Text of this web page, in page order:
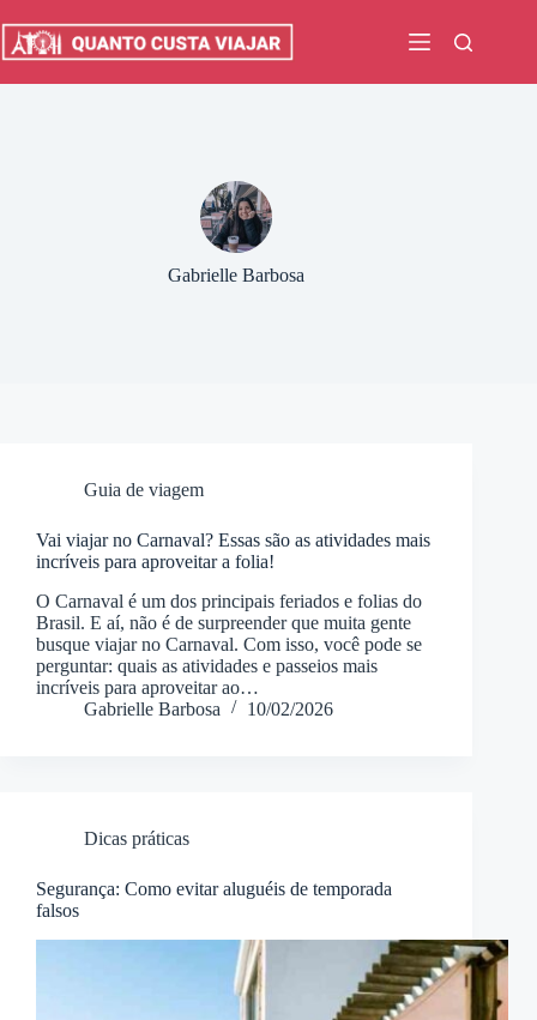
para
Gabrielle Barbosa
Guia de viagem
Vai viajar no Carnaval? Essas são as atividades mais
incríveis para aproveitar a folia!
O Carnaval é um dos principais feriados e folias do
Brasil. E aí, não é de surpreender que muita gente
busque viajar no Carnaval. Com isso, você pode se
perguntar: quais as atividades e passeios mais
incríveis para aproveitar ao…
Gabrielle Barbosa
10/02/2026
Dicas práticas
Segurança: Como evitar aluguéis de temporada
falsos